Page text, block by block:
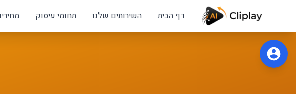
דף הבית
השירותים שלנו תחומי עיסוק